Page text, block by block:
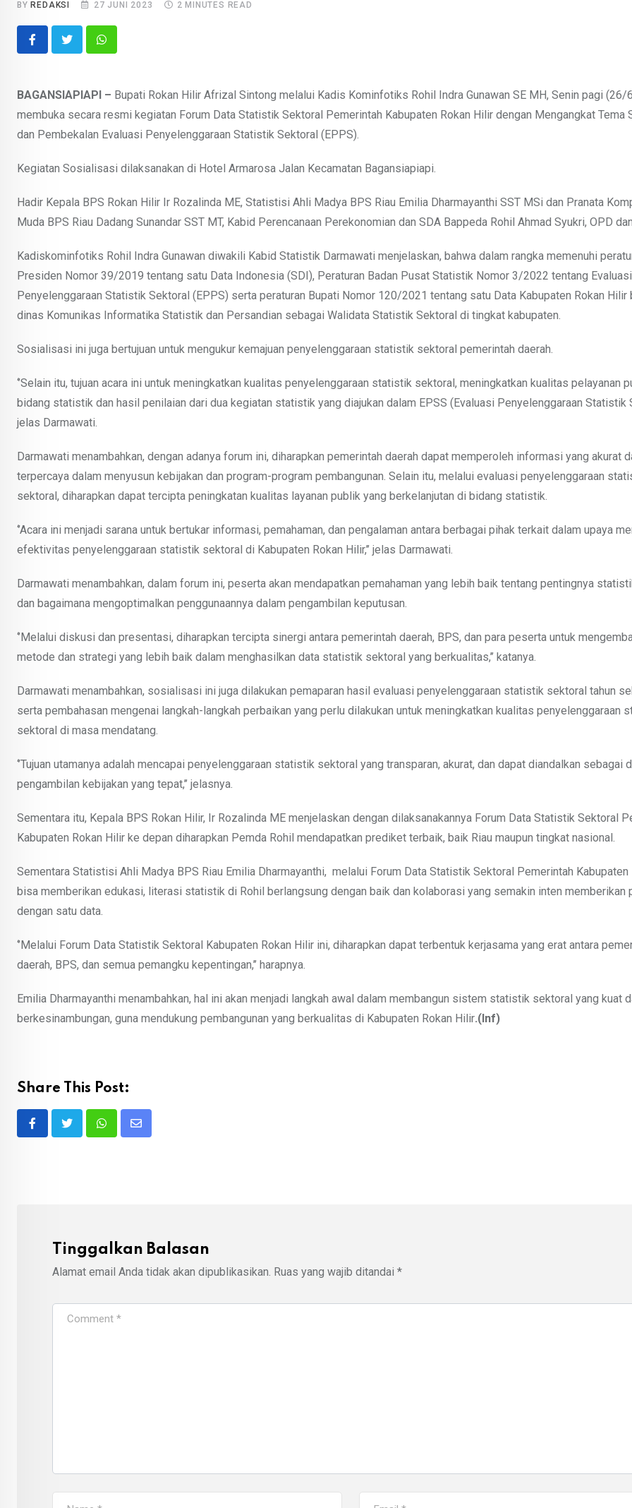
BY REDAKSI 27 JUNI 2023 2 MINUTES READ
Whatsapp
BAGANSIAPIAPI – Bupati Rokan Hilir Afrizal Sintong melalui Kadis Kominfotiks Rohil Indra Gunawan SE MH, Senin pagi
membuka secara resmi kegiatan Forum Data Statistik Sektoral Pemerintah Kabupaten Rokan Hilir dengan Mengangkat Tema
dan Pembekalan Evaluasi Penyelenggaraan Statistik Sektoral (EPPS).
Kegiatan Sosialisasi dilaksanakan di Hotel Armarosa Jalan Kecamatan Bagansiapiapi.
Hadir Kepala BPS Rokan Hilir Ir Rozalinda ME, Statistisi Ahli Madya BPS Riau Emilia Dharmayanthi SST MSi dan Pranata
Muda BPS Riau Dadang Sunandar SST MT, Kabid Perencanaan Perekonomian dan SDA Bappeda Rohil Ahmad Syukri, OPD
Kadiskominfotiks Rohil Indra Gunawan diwakili Kabid Statistik Darmawati menjelaskan, bahwa dalam rangka memenuhi
Presiden Nomor 39/2019 tentang satu Data Indonesia (SDI), Peraturan Badan Pusat Statistik Nomor 3/2022 tentang Evaluasi
Penyelenggaraan Statistik Sektoral (EPPS) serta peraturan Bupati Nomor 120/2021 tentang satu Data Kabupaten Rokan Hilir
dinas Komunikas Informatika Statistik dan Persandian sebagai Walidata Statistik Sektoral di tingkat kabupaten.
Sosialisasi ini juga bertujuan untuk mengukur kemajuan penyelenggaraan statistik sektoral pemerintah daerah.
‘’Selain itu, tujuan acara ini untuk meningkatkan kualitas penyelenggaraan statistik sektoral, meningkatkan kualitas pelayanan
bidang statistik dan hasil penilaian dari dua kegiatan statistik yang diajukan dalam EPSS (Evaluasi Penyelenggaraan Statistik
jelas Darmawati.
Darmawati menambahkan, dengan adanya forum ini, diharapkan pemerintah daerah dapat memperoleh informasi yang akurat
terpercaya dalam menyusun kebijakan dan program-program pembangunan. Selain itu, melalui evaluasi penyelenggaraan
sektoral, diharapkan dapat tercipta peningkatan kualitas layanan publik yang berkelanjutan di bidang statistik.
‘’Acara ini menjadi sarana untuk bertukar informasi, pemahaman, dan pengalaman antara berbagai pihak terkait dalam upaya
efektivitas penyelenggaraan statistik sektoral di Kabupaten Rokan Hilir,’’ jelas Darmawati.
Darmawati menambahkan, dalam forum ini, peserta akan mendapatkan pemahaman yang lebih baik tentang pentingnya
dan bagaimana mengoptimalkan penggunaannya dalam pengambilan keputusan.
‘’Melalui diskusi dan presentasi, diharapkan tercipta sinergi antara pemerintah daerah, BPS, dan para peserta untuk
metode dan strategi yang lebih baik dalam menghasilkan data statistik sektoral yang berkualitas,’’ katanya.
Darmawati menambahkan, sosialisasi ini juga dilakukan pemaparan hasil evaluasi penyelenggaraan statistik sektoral tahun
serta pembahasan mengenai langkah-langkah perbaikan yang perlu dilakukan untuk meningkatkan kualitas penyelenggaraan
sektoral di masa mendatang.
‘’Tujuan utamanya adalah mencapai penyelenggaraan statistik sektoral yang transparan, akurat, dan dapat diandalkan sebagai
pengambilan kebijakan yang tepat,’’ jelasnya.
Sementara itu, Kepala BPS Rokan Hilir, Ir Rozalinda ME menjelaskan dengan dilaksanakannya Forum Data Statistik Sektoral
Kabupaten Rokan Hilir ke depan diharapkan Pemda Rohil mendapatkan prediket terbaik, baik Riau maupun tingkat nasional.
Sementara Statistisi Ahli Madya BPS Riau Emilia Dharmayanthi, melalui Forum Data Statistik Sektoral Pemerintah Kabupaten
bisa memberikan edukasi, literasi statistik di Rohil berlangsung dengan baik dan kolaborasi yang semakin inten memberikan
dengan satu data.
‘’Melalui Forum Data Statistik Sektoral Kabupaten Rokan Hilir ini, diharapkan dapat terbentuk kerjasama yang erat antara
daerah, BPS, dan semua pemangku kepentingan,’’ harapnya.
Emilia Dharmayanthi menambahkan, hal ini akan menjadi langkah awal dalam membangun sistem statistik sektoral yang kuat
berkesinambungan, guna mendukung pembangunan yang berkualitas di Kabupaten Rokan Hilir.(Inf)
Share This Post:
WhatsappShare
Tinggalkan Balasan
Alamat email Anda tidak akan dipublikasikan. Ruas yang wajib ditandai *